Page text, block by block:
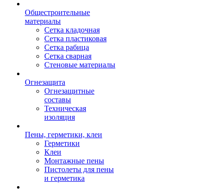
Общестроительные
материалы
Сетка кладочная
Сетка пластиковая
Сетка рабица
Сетка сварная
Стеновые материалы
Огнезащита
Огнезащитные
составы
Техническая
изоляция
Пены, герметики, клеи
Герметики
Клеи
Монтажные пены
Пистолеты для пены
и герметика